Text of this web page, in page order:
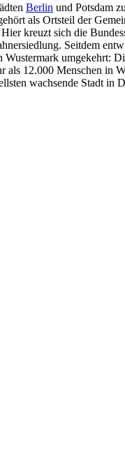
Berlin und Potsdam
als Ortsteil der
kreuzt sich die
Seitdem
umgekehrt:
als 12.000 Menschen in
wachsende Stadt in